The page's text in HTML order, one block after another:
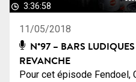
3:36:58
11/05/2018
N°97 – BARS
REVANCHE
Pour cet épisode Fendoel,